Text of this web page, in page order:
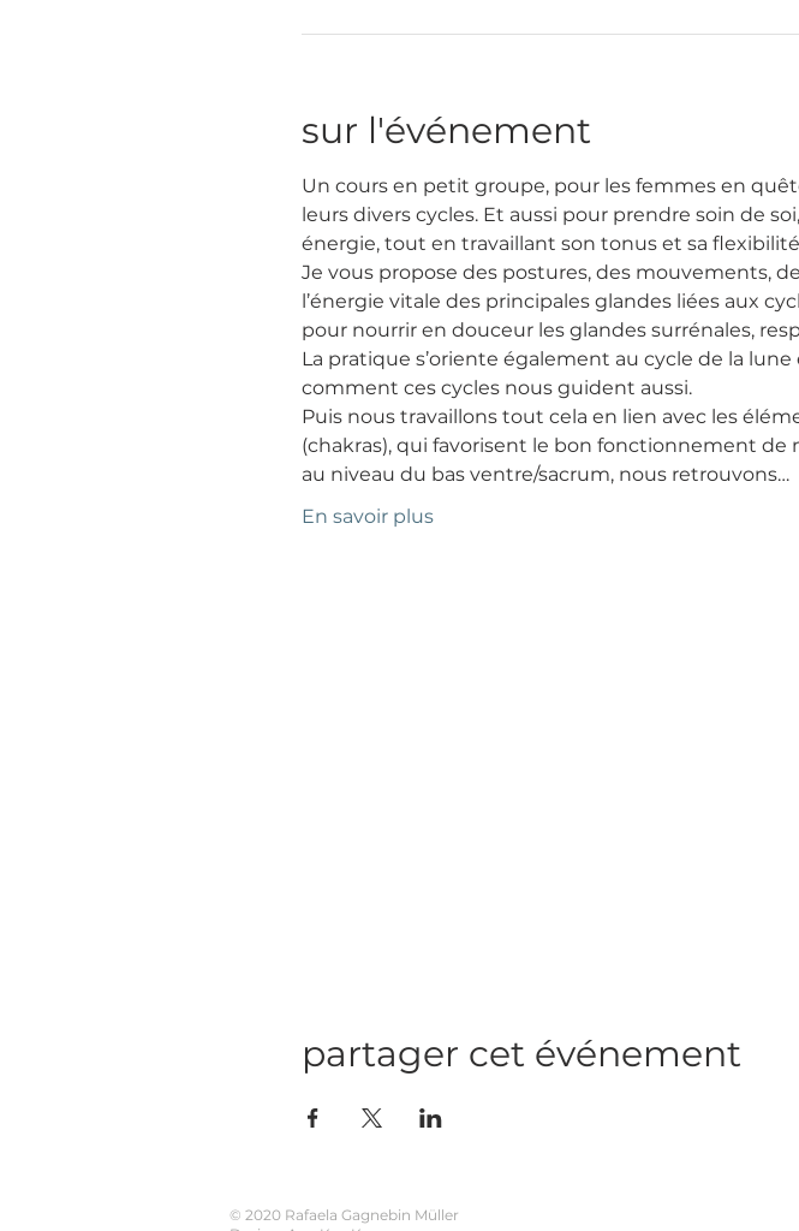
sur l'événement
Un cours en petit groupe, pour les femmes en
leurs divers cycles. Et aussi pour prendre soin de
énergie, tout en travaillant son tonus et sa
Je vous propose des postures, des mouvements,
l’énergie vitale des principales glandes liées aux
pour nourrir en douceur les glandes surrénales,
La pratique s’oriente également au cycle de la
comment ces cycles nous guident aussi.
Puis nous travaillons tout cela en lien avec les
(chakras), qui favorisent le bon fonctionnement de
au niveau du bas ventre/sacrum, nous retrouvons…
En savoir plus
partager cet événement
© 2020 Rafaela Gagnebin Müller